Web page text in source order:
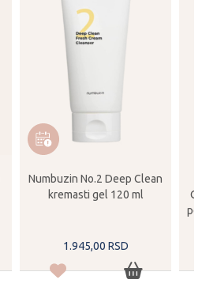
Numbuzin No.2 Deep Clean
kremasti gel 120 ml
1.945,00 RSD